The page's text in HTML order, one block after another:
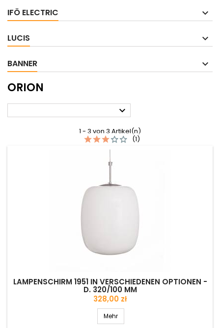
IFÖ ELECTRIC
LUCIS
BANNER
ORION

1 - 3 von 3 Artikel(n)
LAMPENSCHIRM 1951 IN VERSCHIEDENEN OPTIONEN -
D. 320/100 MM
(1)
Preis
328,00 zł
Mehr